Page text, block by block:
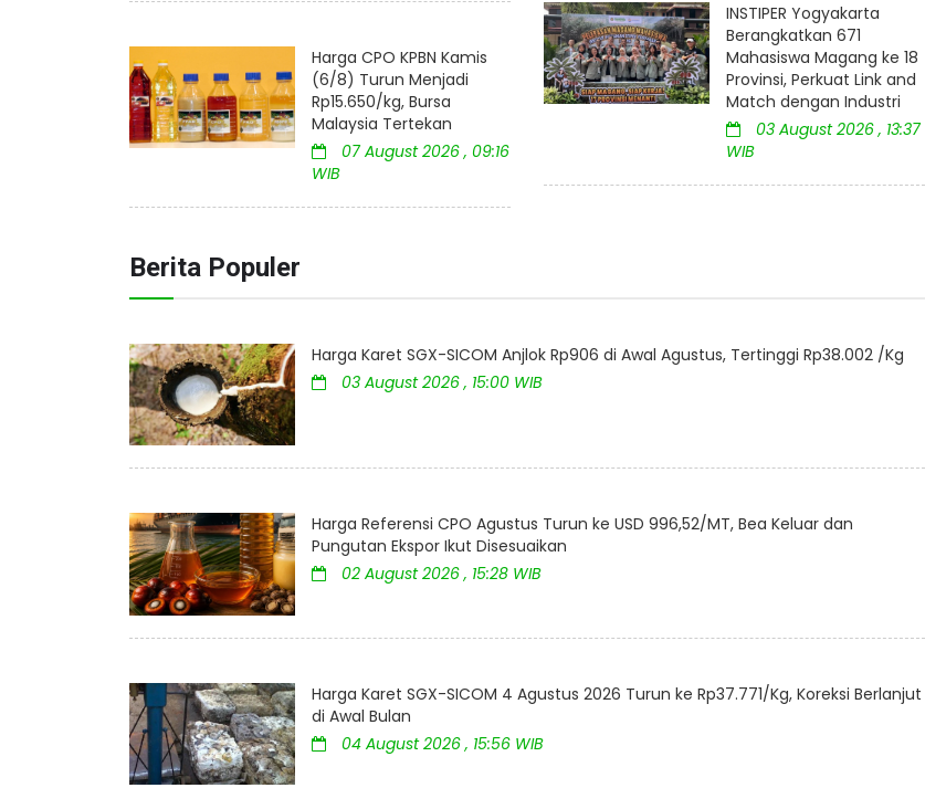
Harga CPO KPBN Kamis
(6/8) Turun Menjadi
Rp15.650/kg, Bursa
Malaysia Tertekan
07 August 2026 , 09:16
WIB
INSTIPER Yogyakarta
Berangkatkan 671
Mahasiswa Magang ke 18
Provinsi, Perkuat Link and
Match dengan Industri
03 August 2026 , 13:37
WIB
Berita Populer
Harga Karet SGX-SICOM Anjlok Rp906 di Awal Agustus, Tertinggi Rp38.002 /Kg
03 August 2026 , 15:00 WIB
Harga Referensi CPO Agustus Turun ke USD 996,52/MT, Bea Keluar dan
Pungutan Ekspor Ikut Disesuaikan
02 August 2026 , 15:28 WIB
Harga Karet SGX-SICOM 4 Agustus 2026 Turun ke Rp37.771/Kg, Koreksi Berlanjut
di Awal Bulan
04 August 2026 , 15:56 WIB